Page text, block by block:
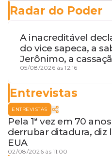
Radar do Poder
A inacreditável
do vice sapeca, a
Jerônimo, a
desembargadora e
05/08/2026 às 12:16
Entrevistas
ENTREVISTAS
Pela 1ª vez em 70
derrubar ditadura, diz
EUA
02/08/2026 às 11:00